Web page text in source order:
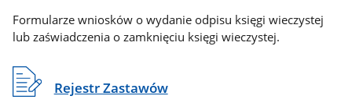
Formularze wniosków o wydanie odpisu księgi wieczystej
lub zaświadczenia o zamknięciu księgi wieczystej.
Rejestr Zastawów